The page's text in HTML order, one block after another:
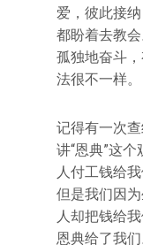
爱，彼此接
都盼着去教
孤独地奋斗
法很不一样。
记得有一次
讲“恩典”这
人付工钱给
但是我们因
人却把钱给
恩典给了我